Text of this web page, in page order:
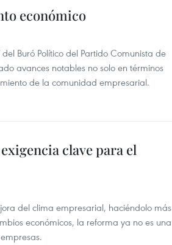
económico
Buró Político del Partido Comunista de
avances notables no solo en términos
de la comunidad empresarial.
clave para el
del clima empresarial, haciéndolo más
económicos, la reforma ya no es una